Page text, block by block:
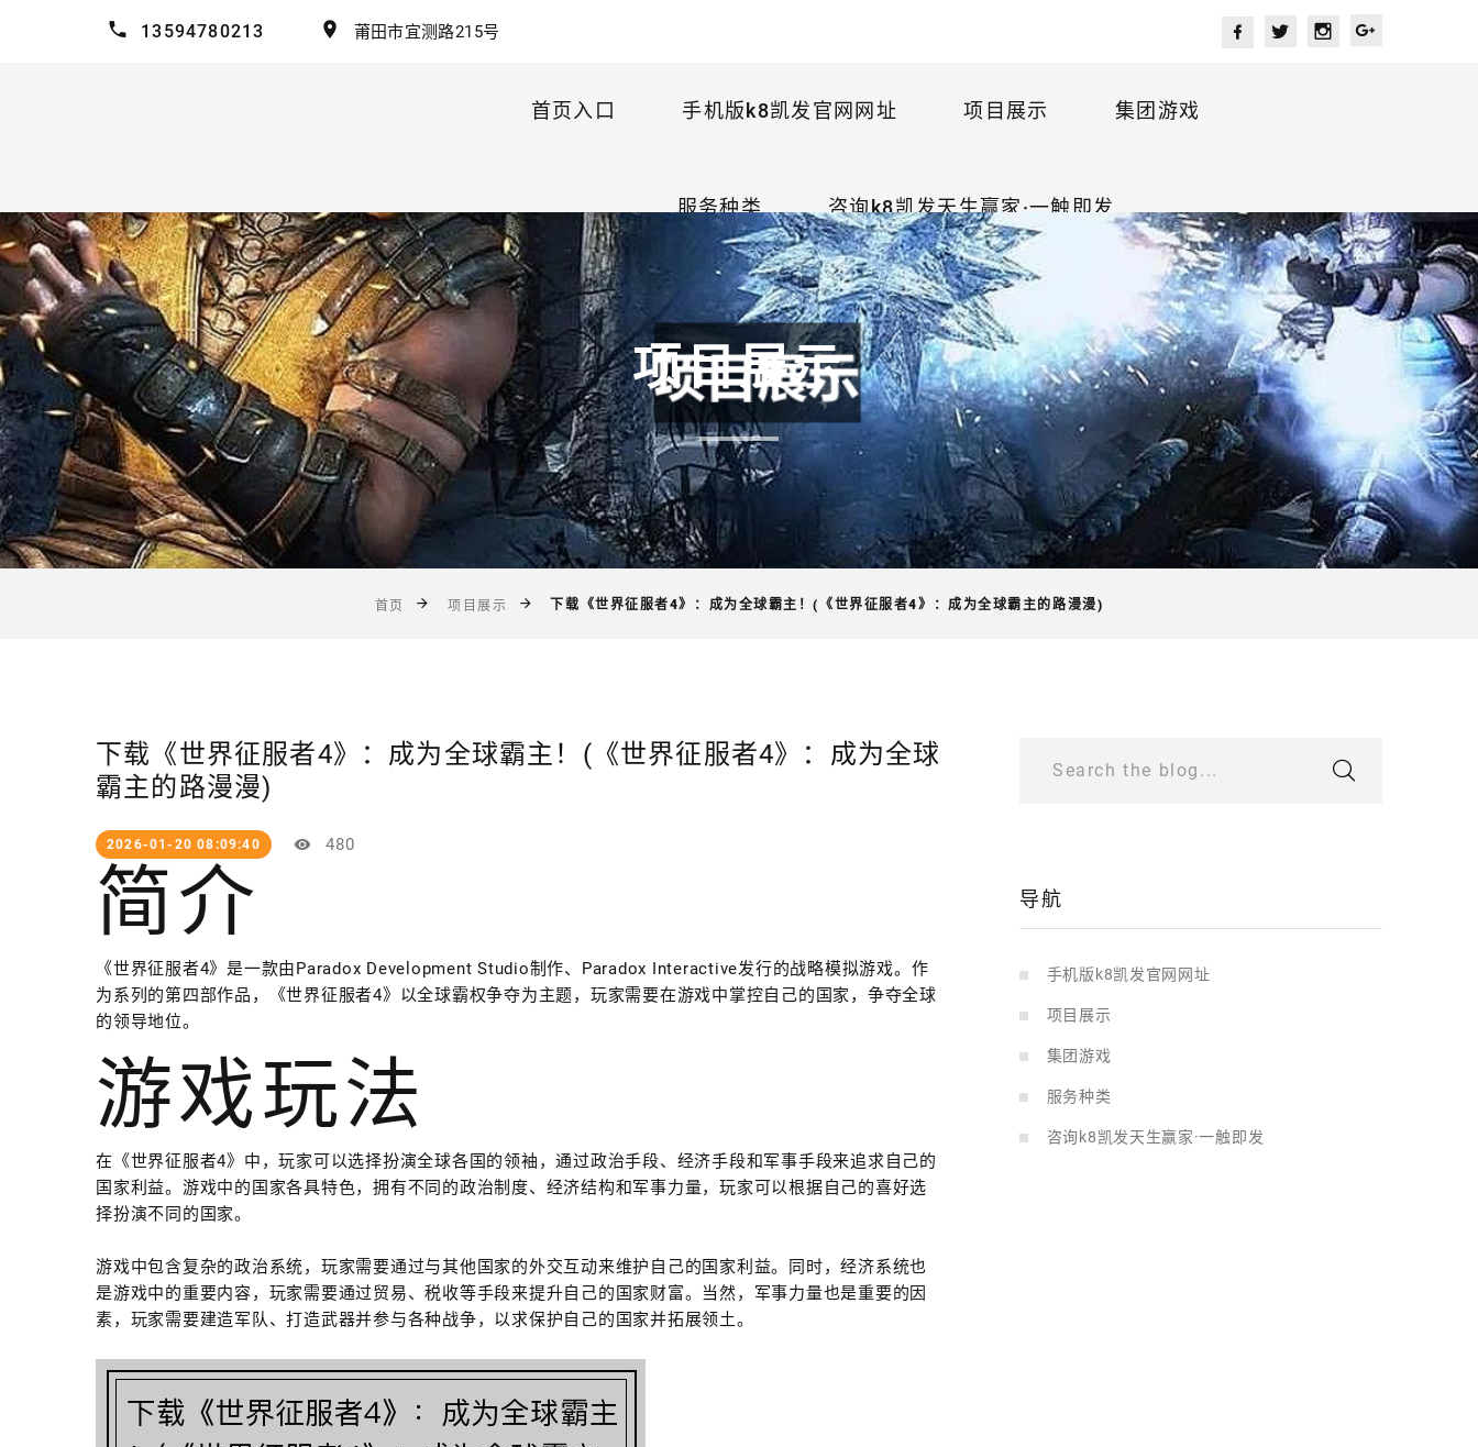
13594780213 莆田市宜测路215号
首页入口 手机版k8凯发官网网址 项目展示 集团游戏
服务种类 咨询k8凯发天生赢家·一触即发
项目展示
首页 项目展示 下载《世界征服者4》：成为全球霸主！(《世界征服者4》：成为全球霸主的路漫漫)
下载《世界征服者4》：成为全球霸主！(《世界征服者4》：成为全球
霸主的路漫漫)
2026-01-20 08:09:40 480
简介
《世界征服者4》是一款由Paradox Development Studio制作、Paradox Interactive发行的战略模拟游戏。作
为系列的第四部作品，《世界征服者4》以全球霸权争夺为主题，玩家需要在游戏中掌控自己的国家，争夺全球
的领导地位。
游戏玩法
在《世界征服者4》中，玩家可以选择扮演全球各国的领袖，通过政治手段、经济手段和军事手段来追求自己的
国家利益。游戏中的国家各具特色，拥有不同的政治制度、经济结构和军事力量，玩家可以根据自己的喜好选
择扮演不同的国家。
游戏中包含复杂的政治系统，玩家需要通过与其他国家的外交互动来维护自己的国家利益。同时，经济系统也
是游戏中的重要内容，玩家需要通过贸易、税收等手段来提升自己的国家财富。当然，军事力量也是重要的因
素，玩家需要建造军队、打造武器并参与各种战争，以求保护自己的国家并拓展领土。
Search the blog...
导航
手机版k8凯发官网网址
项目展示
集团游戏
服务种类
咨询k8凯发天生赢家·一触即发